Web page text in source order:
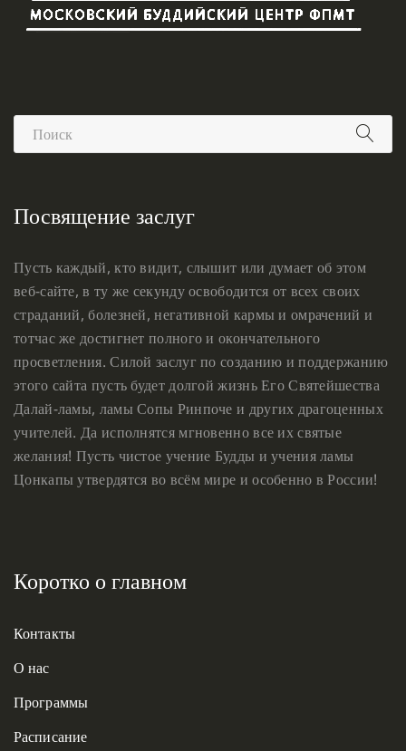
Посвящение заслуг
Пусть каждый, кто видит, слышит или думает об этом
веб-сайте, в ту же секунду освободится от всех своих
страданий, болезней, негативной кармы и омрачений и
тотчас же достигнет полного и окончательного
просветления. Силой заслуг по созданию и поддержанию
этого сайта пусть будет долгой жизнь Его Святейшества
Далай-ламы, ламы Сопы Ринпоче и других драгоценных
учителей. Да исполнятся мгновенно все их святые
желания! Пусть чистое учение Будды и учения ламы
Цонкапы утвердятся во всём мире и особенно в России!
Коротко о главном
Контакты
О нас
Программы
Расписание